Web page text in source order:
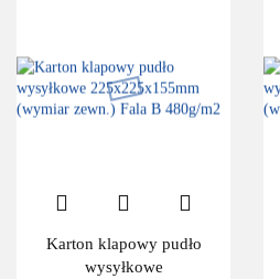
Karton klapowy pudło
wysyłkowe